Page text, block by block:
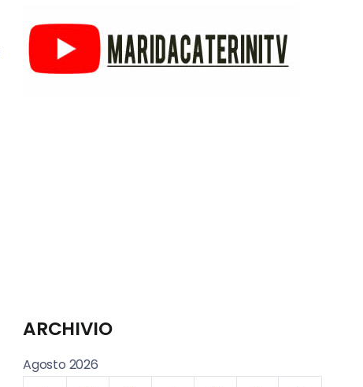
ARCHIVIO
Agosto 2026